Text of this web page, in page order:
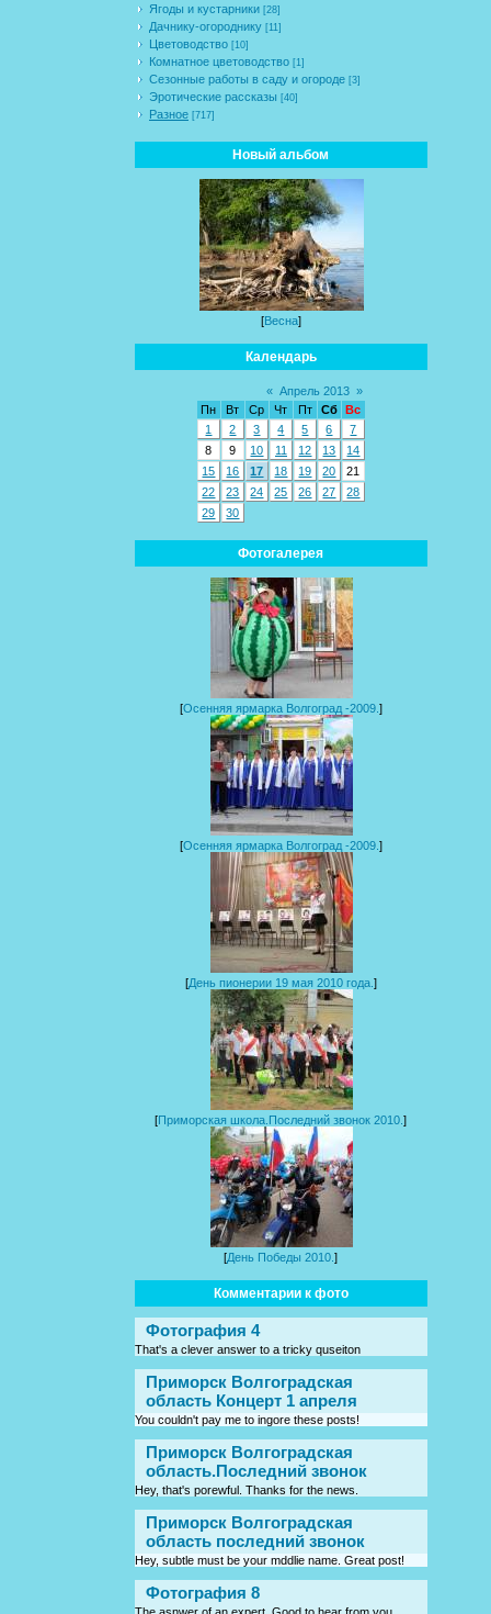
Ягоды и кустарники [28]
Дачнику-огороднику [11]
Цветоводство [10]
Комнатное цветоводство [1]
Сезонные работы в саду и огороде [3]
Эротические рассказы [40]
Разное [717]
Новый альбом
[Весна]
Календарь
« Апрель 2013 »
Пн
Вт Ср Чт Пт Сб
Вс
1
2 3 4 5 6
7
8
9 10 11 12 13
14
15
16 17 18 19 20
21
22
23 24 25 26 27
28
29
30
Фотогалерея
[Осенняя ярмарка Волгоград -2009. ]
[Осенняя ярмарка Волгоград -2009. ]
[День пионерии 19 мая 2010 года. ]
[Приморская школа.Последний звонок 2010.]
[День Победы 2010.]
Комментарии к фото
Фотография 4
That's a clever answer to a tricky quseiton
Приморск Волгоградская
область Концерт 1 апреля
You couldn't pay me to ingore these posts!
Приморск Волгоградская
область.Последний звонок
Hey, that's porewful. Thanks for the news.
Приморск Волгоградская
область последний звонок
Hey, subtle must be your mddlie name. Great post!
Фотография 8